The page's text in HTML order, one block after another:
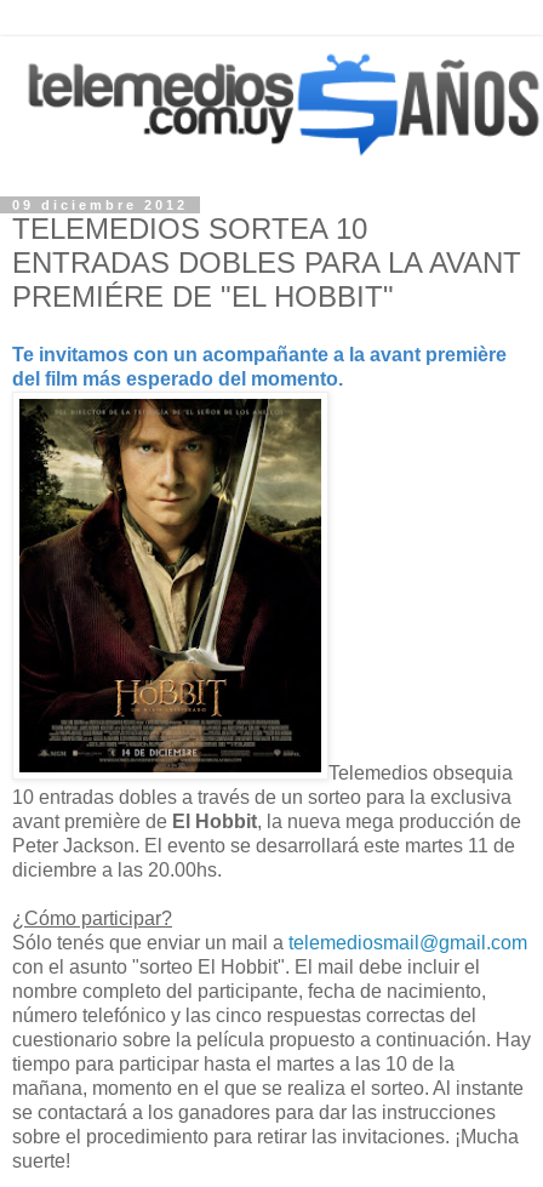
09 diciembre 2012
TELEMEDIOS SORTEA 10
ENTRADAS DOBLES PARA LA AVANT
PREMIÉRE DE "EL HOBBIT"
Te invitamos con un acompañante a la avant première
del film más esperado del momento.
Telemedios obsequia
10 entradas dobles a través de un sorteo para la exclusiva
avant première de El Hobbit, la nueva mega producción de
Peter Jackson. El evento se desarrollará este martes 11 de
diciembre a las 20.00hs.
¿Cómo participar?
Sólo tenés que enviar un mail a telemediosmail@gmail.com
con el asunto "sorteo El Hobbit". El mail debe incluir el
nombre completo del participante, fecha de nacimiento,
número telefónico y las cinco respuestas correctas del
cuestionario sobre la película propuesto a continuación. Hay
tiempo para participar hasta el martes a las 10 de la
mañana, momento en el que se realiza el sorteo. Al instante
se contactará a los ganadores para dar las instrucciones
sobre el procedimiento para retirar las invitaciones. ¡Mucha
suerte!